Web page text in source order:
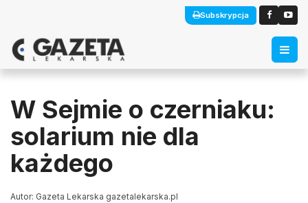
Subskrypcja
W Sejmie o czerniaku:
solarium nie dla
każdego
Autor: Gazeta Lekarska gazetalekarska.pl